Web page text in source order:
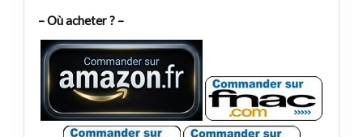
– Où acheter ? –